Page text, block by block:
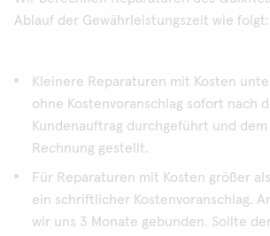
Ablauf der Gewährleistungszeit wie folgt:
Kleinere Reparaturen mit Kosten
ohne Kostenvoranschlag sofort nach
Kundenauftrag durchgeführt und dem
Rechnung gestellt.
Für Reparaturen mit Kosten größer
ein schriftlicher Kostenvoranschlag.
wir uns 3 Monate gebunden. Sollte